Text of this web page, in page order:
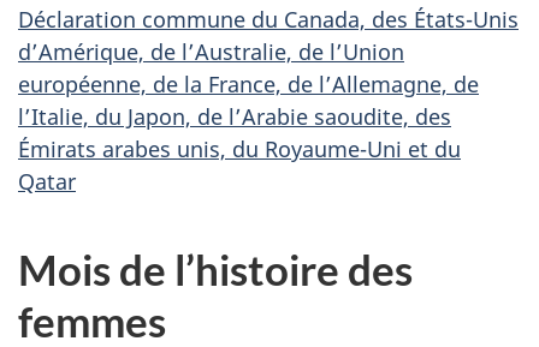
Déclaration commune du Canada, des États-Unis
d’Amérique, de l’Australie, de l’Union
européenne, de la France, de l’Allemagne, de
l’Italie, du Japon, de l’Arabie saoudite, des
Émirats arabes unis, du Royaume-Uni et du
Qatar
Mois de l’histoire des
femmes